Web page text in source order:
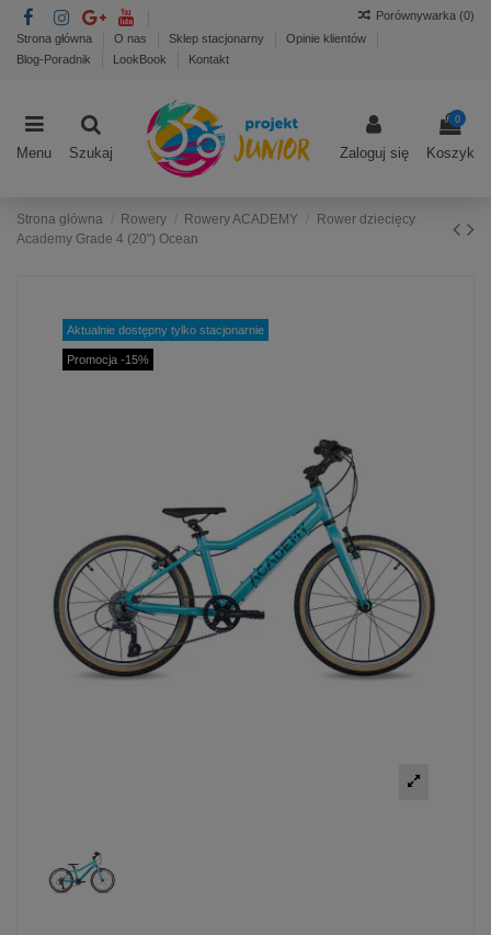
Strona główna O nas Sklep stacjonarny
Opinie klientów
Blog-Poradnik
LookBook Kontakt
Porównywarka (0)
Menu Szukaj Zaloguj się
0
Koszyk
Strona główna Rowery Rowery ACADEMY
Rower dziecięcy
Academy Grade 4 (20") Ocean
Aktualnie dostępny tylko stacjonarnie
Promocja -15%